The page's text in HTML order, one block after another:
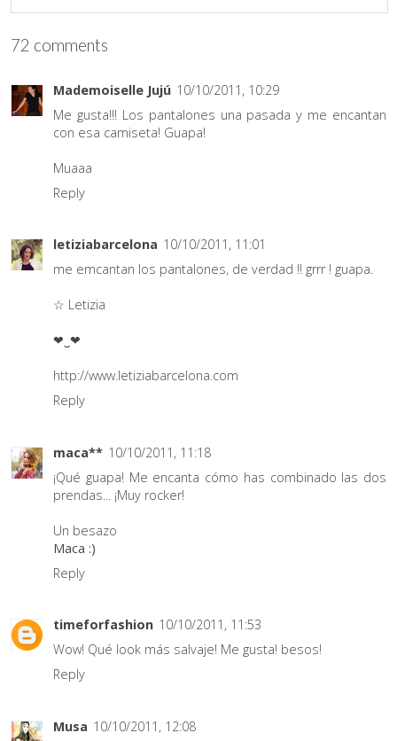
72 comments
Mademoiselle Jujú 10/10/2011, 10:29
Me gusta!!! Los pantalones una pasada y me encantan
con esa camiseta! Guapa!
Muaaa
Reply
letiziabarcelona 10/10/2011, 11:01
me emcantan los pantalones, de verdad !! grrr ! guapa.
☆ Letizia
❤‿❤
http://www.letiziabarcelona.com
Reply
maca** 10/10/2011, 11:18
¡Qué guapa! Me encanta cómo has combinado las dos
prendas... ¡Muy rocker!
Un besazo
Maca :)
Reply
timeforfashion 10/10/2011, 11:53
Wow! Qué look más salvaje! Me gusta! besos!
Reply
Musa 10/10/2011, 12:08